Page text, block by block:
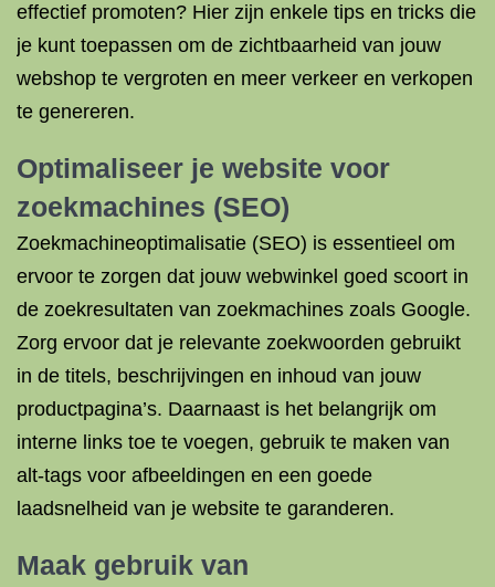
effectief promoten? Hier zijn enkele tips en tricks die
je kunt toepassen om de zichtbaarheid van jouw
webshop te vergroten en meer verkeer en verkopen
te genereren.
Optimaliseer je website voor
zoekmachines (SEO)
Zoekmachineoptimalisatie (SEO) is essentieel om
ervoor te zorgen dat jouw webwinkel goed scoort in
de zoekresultaten van zoekmachines zoals Google.
Zorg ervoor dat je relevante zoekwoorden gebruikt
in de titels, beschrijvingen en inhoud van jouw
productpagina’s. Daarnaast is het belangrijk om
interne links toe te voegen, gebruik te maken van
alt-tags voor afbeeldingen en een goede
laadsnelheid van je website te garanderen.
Maak gebruik van